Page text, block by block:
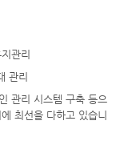
관리
관리
관리 시스템 구축 등으
최선을 다하고 있습니